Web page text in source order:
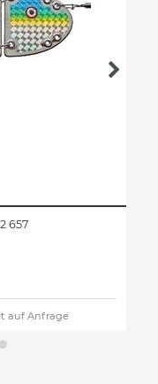
657
auf Anfrage